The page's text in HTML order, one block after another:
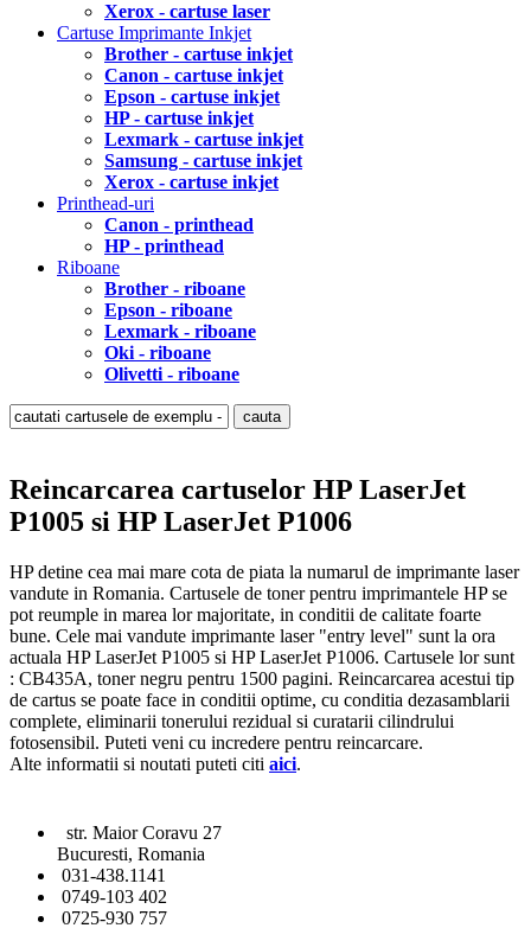
Xerox - cartuse laser
Cartuse Imprimante Inkjet
Brother - cartuse inkjet
Canon - cartuse inkjet
Epson - cartuse inkjet
HP - cartuse inkjet
Lexmark - cartuse inkjet
Samsung - cartuse inkjet
Xerox - cartuse inkjet
Printhead-uri
Canon - printhead
HP - printhead
Riboane
Brother - riboane
Epson - riboane
Lexmark - riboane
Oki - riboane
Olivetti - riboane
Reincarcarea cartuselor HP LaserJet
P1005 si HP LaserJet P1006
HP detine cea mai mare cota de piata la numarul de imprimante laser
vandute in Romania. Cartusele de toner pentru imprimantele HP se
pot reumple in marea lor majoritate, in conditii de calitate foarte
bune. Cele mai vandute imprimante laser "entry level" sunt la ora
actuala HP LaserJet P1005 si HP LaserJet P1006. Cartusele lor sunt
: CB435A, toner negru pentru 1500 pagini. Reincarcarea acestui tip
de cartus se poate face in conditii optime, cu conditia dezasamblarii
complete, eliminarii tonerului rezidual si curatarii cilindrului
fotosensibil. Puteti veni cu incredere pentru reincarcare.
Alte informatii si noutati puteti citi aici.
str. Maior Coravu 27
Bucuresti, Romania
031-438.1141
0749-103 402
0725-930 757